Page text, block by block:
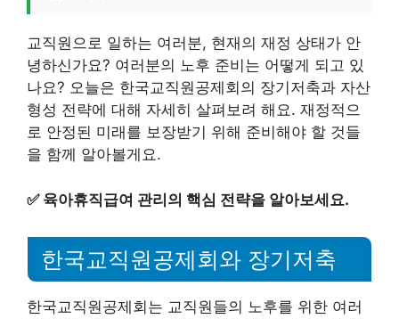
교직원으로 일하는 여러분, 현재의 재정 상태가 안
녕하신가요? 여러분의 노후 준비는 어떻게 되고 있
나요? 오늘은 한국교직원공제회의 장기저축과 자산
형성 전략에 대해 자세히 살펴보려 해요. 재정적으
로 안정된 미래를 보장받기 위해 준비해야 할 것들
을 함께 알아볼게요.
✅ 육아휴직급여 관리의 핵심 전략을 알아보세요.
한국교직원공제회와 장기저축
한국교직원공제회는 교직원들의 노후를 위한 여러